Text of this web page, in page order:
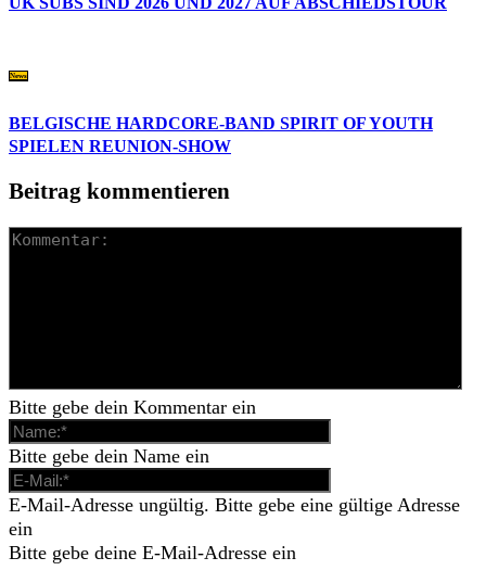
News
BELGISCHE HARDCORE-BAND SPIRIT OF YOUTH
SPIELEN REUNION-SHOW
Beitrag kommentieren
Bitte gebe dein Kommentar ein
Bitte gebe dein Name ein
E-Mail-Adresse ungültig. Bitte gebe eine gültige Adresse
ein
Bitte gebe deine E-Mail-Adresse ein